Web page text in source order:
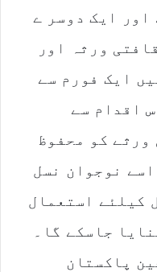
اور ایک دوسر ے
ورثہ اور
ایک فورم سے
اقدام سے
ورثے کو محفوظ
نوجوان نسل
کیلئے استعمال
جاسکے گا۔
پاکستان